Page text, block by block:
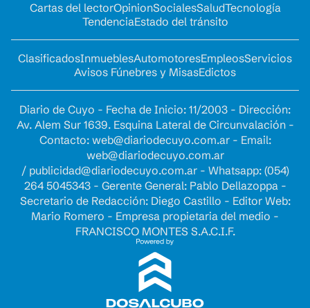
Cartas del lectorOpinionSocialesSaludTecnología
TendenciaEstado del tránsito
ClasificadosInmueblesAutomotoresEmpleosServicios
Avisos Fúnebres y MisasEdictos
Diario de Cuyo - Fecha de Inicio: 11/2003 - Dirección:
Av. Alem Sur 1639. Esquina Lateral de Circunvalación -
Contacto: web@diariodecuyo.com.ar- Email:
web@diariodecuyo.com.ar
/ publicidad@diariodecuyo.com.ar- Whatsapp: (054)
264 5045343 - Gerente General: Pablo Dellazoppa -
Secretario de Redacción: Diego Castillo - Editor Web:
Mario Romero - Empresa propietaria del medio -
FRANCISCO MONTES S.A.C.I.F.